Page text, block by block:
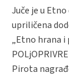
Juče je u
upriličena
„Etno hrana i
Pirota